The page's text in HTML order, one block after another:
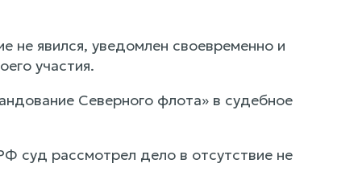
не явился, уведомлен своевременно и
участия.
Северного флота» в судебное
суд рассмотрел дело в отсутствие не